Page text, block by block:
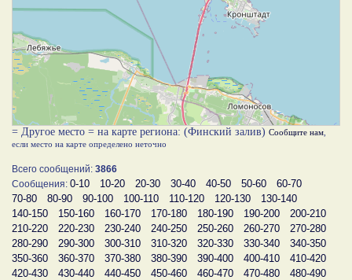
= Другое место = на карте региона: (Финский залив) Сообщите нам
если место на карте определено неточно
Всего сообщений: 3866
Сообщения: 0-10 10-20 20-30 30-40 40-50 50-60
60-70
70-80
80-90 90-100 100-110 110-120 120-130
130-140
140-150
150-160 160-170 170-180 180-190 190-200
200-210
210-220
220-230 230-240 240-250 250-260 260-270
270-280
280-290
290-300 300-310 310-320 320-330 330-340
340-350
350-360
360-370 370-380 380-390 390-400 400-410
410-420
420-430
430-440 440-450 450-460 460-470 470-480
480-490